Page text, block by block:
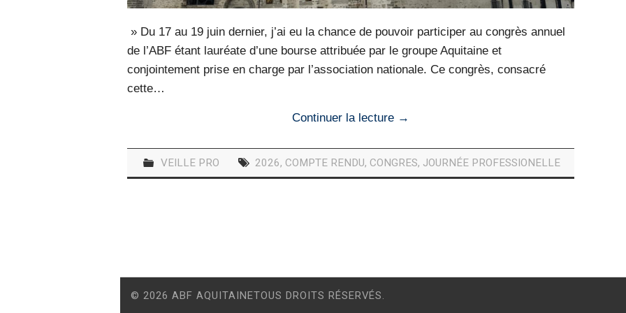
» Du 17 au 19 juin dernier, j’ai eu la chance de pouvoir participer au congrès annuel
de l’ABF étant lauréate d’une bourse attribuée par le groupe Aquitaine et
conjointement prise en charge par l’association nationale. Ce congrès, consacré
cette…
Continuer la lecture →
VEILLE PRO 2026, COMPTE RENDU, CONGRES, JOURNÉE PROFESSIONELLE
© 2026 ABF AQUITAINETOUS DROITS RÉSERVÉS.